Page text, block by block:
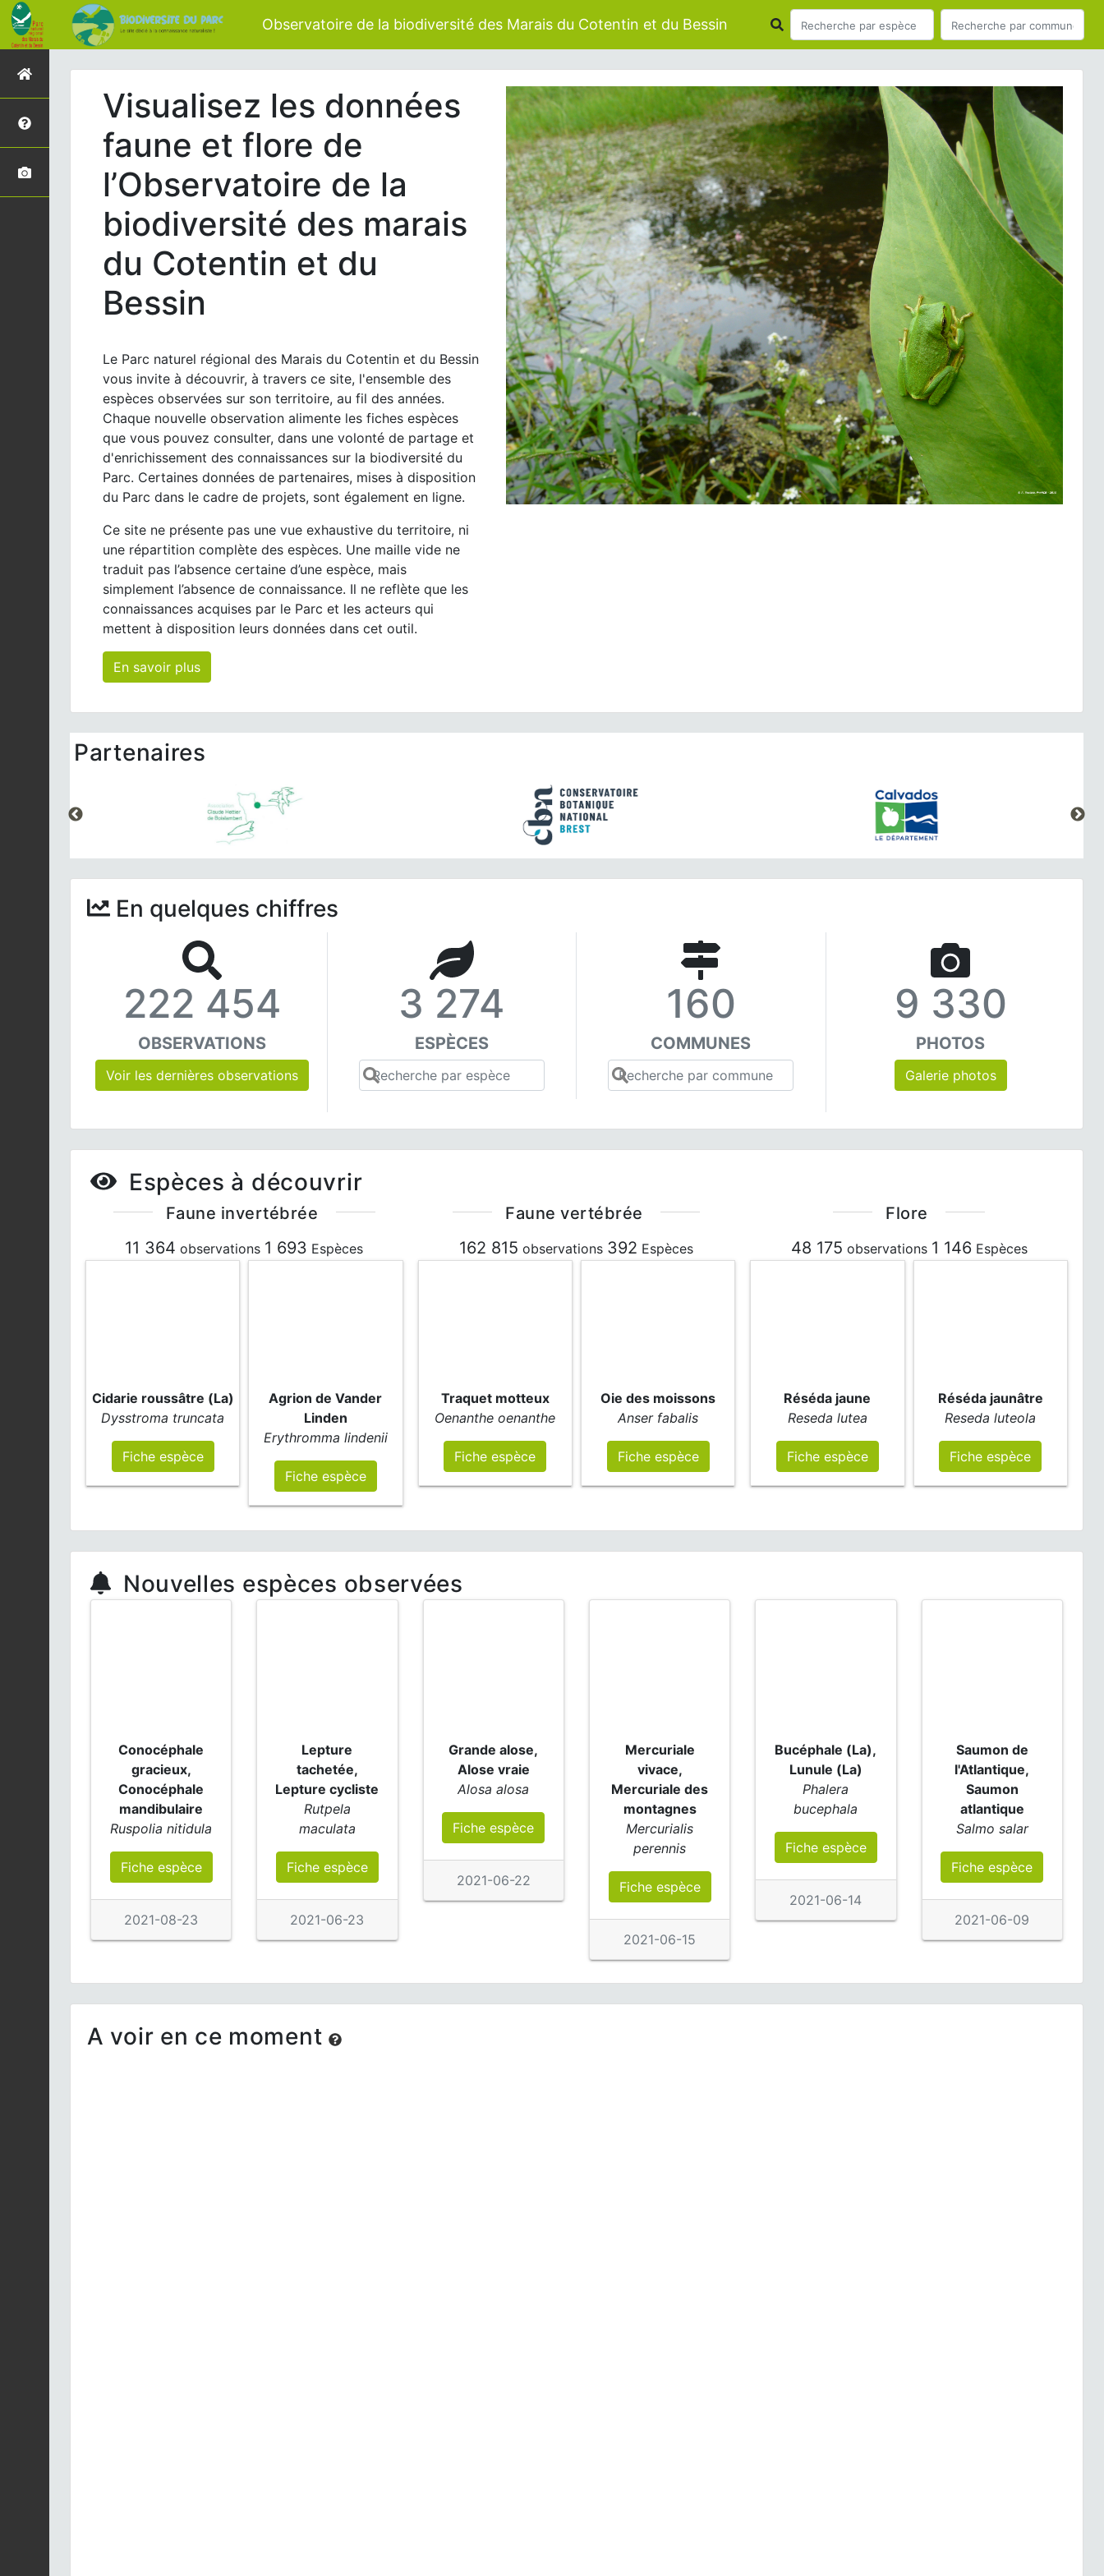
Observatoire de la biodiversité des Marais du Cotentin et du Bessin
Visualisez les données
faune et flore de
l’Observatoire de la
biodiversité des marais
du Cotentin et du
Bessin
Le Parc naturel régional des Marais du Cotentin et du Bessin
vous invite à découvrir, à travers ce site, l'ensemble des
espèces observées sur son territoire, au fil des années.
Chaque nouvelle observation alimente les fiches espèces
que vous pouvez consulter, dans une volonté de partage et
d'enrichissement des connaissances sur la biodiversité du
Parc. Certaines données de partenaires, mises à disposition
du Parc dans le cadre de projets, sont également en ligne.
Ce site ne présente pas une vue exhaustive du territoire, ni
une répartition complète des espèces. Une maille vide ne
traduit pas l’absence certaine d’une espèce, mais
simplement l’absence de connaissance. Il ne reflète que les
connaissances acquises par le Parc et les acteurs qui
mettent à disposition leurs données dans cet outil.
En savoir plus
Partenaires
En quelques chiffres
222 454
OBSERVATIONS
Voir les dernières observations
3 274
ESPÈCES
160
COMMUNES
9 330
PHOTOS
Galerie photos
Espèces à découvrir
Faune invertébrée
11 364 observations 1 693 Espèces
Cidarie roussâtre (La)
Dysstroma truncata
Fiche espèce
Agrion de Vander
Linden
Erythromma lindenii
Fiche espèce
Faune vertébrée
162 815 observations 392 Espèces
Traquet motteux
Oenanthe oenanthe
Fiche espèce
Oie des moissons
Anser fabalis
Fiche espèce
Flore
48 175 observations 1 146Espèces
Réséda jaune
Reseda lutea
Fiche espèce
Réséda jaunâtre
Reseda luteola
Fiche espèce
Nouvelles espèces observées
Conocéphale
gracieux,
Conocéphale
mandibulaire
Ruspolia nitidula
Fiche espèce
2021-08-23
Lepture
tachetée,
Lepture cycliste
Rutpela
maculata
Fiche espèce
2021-06-23
Grande alose,
Alose vraie
Alosa alosa
Fiche espèce
2021-06-22
Mercuriale
vivace,
Mercuriale des
montagnes
Mercurialis
perennis
Fiche espèce
2021-06-15
Bucéphale (La),
Lunule (La)
Phalera
bucephala
Fiche espèce
2021-06-14
Saumon de
l'Atlantique,
Saumon
atlantique
Salmo salar
Fiche espèce
2021-06-09
A voir en ce moment